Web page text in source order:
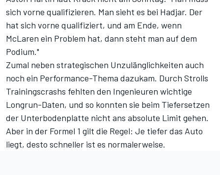
sich vorne qualifizieren. Man sieht es bei Hadjar. Der
hat sich vorne qualifiziert, und am Ende, wenn
McLaren ein Problem hat, dann steht man auf dem
Podium."
Zumal neben strategischen Unzulänglichkeiten auch
noch ein Performance-Thema dazukam. Durch Strolls
Trainingscrashs fehlten den Ingenieuren wichtige
Longrun-Daten, und so konnten sie beim Tiefersetzen
der Unterbodenplatte nicht ans absolute Limit gehen.
Aber in der Formel 1 gilt die Regel: Je tiefer das Auto
liegt, desto schneller ist es normalerweise.